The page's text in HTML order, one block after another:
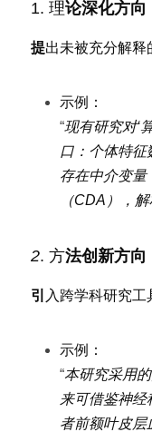
1. 理论深化方向
提出未被充分解释
示例：
“现有研究对‘
口：个体特
存在中介变量
（CDA），
2. 方法创新方向
引 入跨学科研究工
示例：
“本研究采用
来可借鉴神
者前额叶皮层